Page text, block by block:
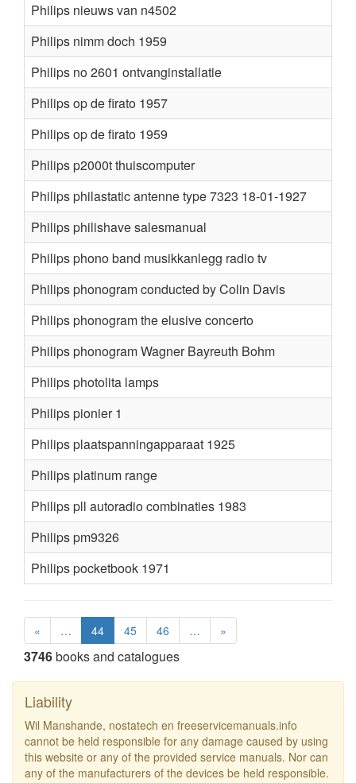
Philips nieuws van n4502
Philips nimm doch 1959
Philips no 2601 ontvanginstallatie
Philips op de firato 1957
Philips op de firato 1959
Philips p2000t thuiscomputer
Philips philastatic antenne type 7323 18-01-1927
Philips philishave salesmanual
Philips phono band musikkanlegg radio tv
Philips phonogram conducted by Colin Davis
Philips phonogram the elusive concerto
Philips phonogram Wagner Bayreuth Bohm
Philips photolita lamps
Philips pionier 1
Philips plaatspanningapparaat 1925
Philips platinum range
Philips pll autoradio combinaties 1983
Philips pm9326
Philips pocketbook 1971
« … 44 45 46 … »
3746books and catalogues
Liability
Wil Manshande, nostatech en freeservicemanuals.info
cannot be held responsible for any damage caused by using
this website or any of the provided service manuals. Nor can
any of the manufacturers of the devices be held responsible.